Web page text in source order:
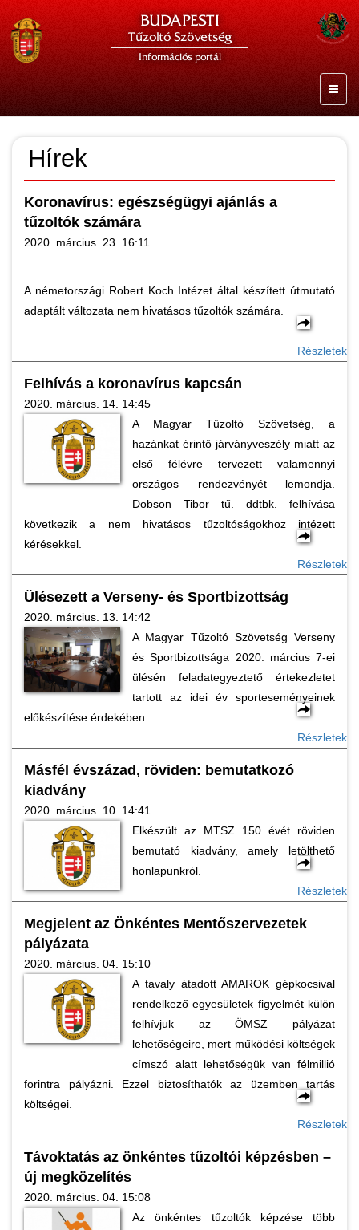
BUDAPESTI
Tűzoltó Szövetség
Információs portál
Hírek
Koronavírus: egészségügyi ajánlás a
tűzoltók számára
2020. március. 23. 16:11
A németországi Robert Koch Intézet által készített útmutató
adaptált változata nem hivatásos tűzoltók számára.
Részletek
Felhívás a koronavírus kapcsán
2020. március. 14. 14:45
A Magyar Tűzoltó Szövetség, a
hazánkat érintő járványveszély miatt az
első félévre tervezett valamennyi
országos rendezvényét lemondja.
Dobson Tibor tű. ddtbk. felhívása
következik a nem hivatásos tűzoltóságokhoz intézett
kérésekkel.
Részletek
Ülésezett a Verseny- és Sportbizottság
2020. március. 13. 14:42
A Magyar Tűzoltó Szövetség Verseny
és Sportbizottsága 2020. március 7-ei
ülésén feladategyeztető értekezletet
tartott az idei év sporteseményeinek
előkészítése érdekében.
Részletek
Másfél évszázad, röviden: bemutatkozó
kiadvány
2020. március. 10. 14:41
Elkészült az MTSZ 150 évét röviden
bemutató kiadvány, amely letölthető
honlapunkról.
Részletek
Megjelent az Önkéntes Mentőszervezetek
pályázata
2020. március. 04. 15:10
A tavaly átadott AMAROK gépkocsival
rendelkező egyesületek figyelmét külön
felhívjuk az ÖMSZ pályázat
lehetőségeire, mert működési költségek
címszó alatt lehetőségük van félmillió
forintra pályázni. Ezzel biztosíthatók az üzemben tartás
költségei.
Részletek
Távoktatás az önkéntes tűzoltói képzésben –
új megközelítés
2020. március. 04. 15:08
Az önkéntes tűzoltók képzése több